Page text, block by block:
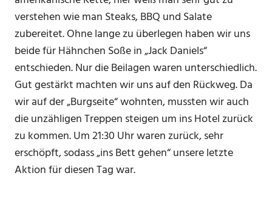
verstehen wie man Steaks, BBQ und Salate
zubereitet. Ohne lange zu überlegen haben wir uns
beide für Hähnchen Soße in „Jack Daniels“
entschieden. Nur die Beilagen waren unterschiedlich.
Gut gestärkt machten wir uns auf den Rückweg. Da
wir auf der „Burgseite“ wohnten, mussten wir auch
die unzähligen Treppen steigen um ins Hotel zurück
zu kommen. Um 21:30 Uhr waren zurück, sehr
erschöpft, sodass „ins Bett gehen“ unsere letzte
Aktion für diesen Tag war.